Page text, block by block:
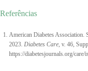
Referências
American Diabetes
2023. Diabetes Care, v. 46,
https://diabetesjournals.org/care/